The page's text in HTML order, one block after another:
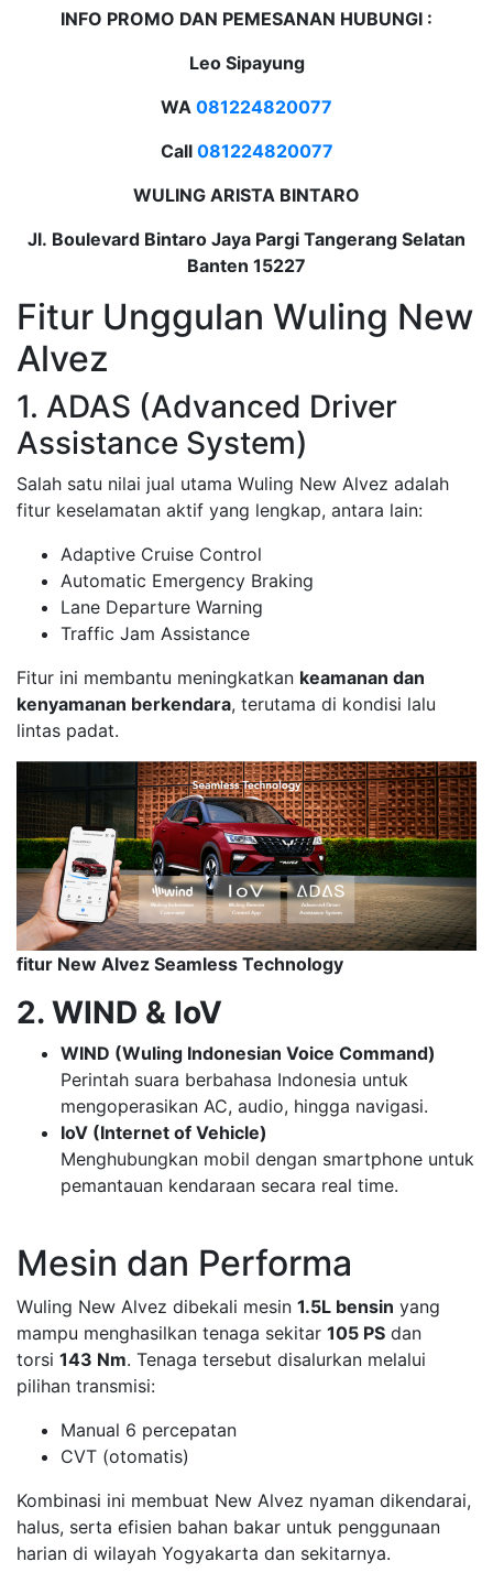
INFO PROMO DAN PEMESANAN HUBUNGI :
Leo Sipayung
WA 081224820077
Call 081224820077
WULING ARISTA BINTARO
Jl. Boulevard Bintaro Jaya Pargi Tangerang Selatan
Banten 15227
Fitur Unggulan Wuling New
Alvez
1. ADAS (Advanced Driver
Assistance System)
Salah satu nilai jual utama Wuling New Alvez adalah
fitur keselamatan aktif yang lengkap, antara lain:
Adaptive Cruise Control
Automatic Emergency Braking
Lane Departure Warning
Traffic Jam Assistance
Fitur ini membantu meningkatkan keamanan dan
kenyamanan berkendara, terutama di kondisi lalu
lintas padat.
fitur New Alvez Seamless Technology
2. WIND & IoV
WIND (Wuling Indonesian Voice Command)
Perintah suara berbahasa Indonesia untuk
mengoperasikan AC, audio, hingga navigasi.
IoV (Internet of Vehicle)
Menghubungkan mobil dengan smartphone untuk
pemantauan kendaraan secara real time.
Mesin dan Performa
Wuling New Alvez dibekali mesin 1.5L bensin yang
mampu menghasilkan tenaga sekitar 105 PS dan
torsi 143 Nm. Tenaga tersebut disalurkan melalui
pilihan transmisi:
Manual 6 percepatan
CVT (otomatis)
Kombinasi ini membuat New Alvez nyaman dikendarai,
halus, serta efisien bahan bakar untuk penggunaan
harian di wilayah Yogyakarta dan sekitarnya.